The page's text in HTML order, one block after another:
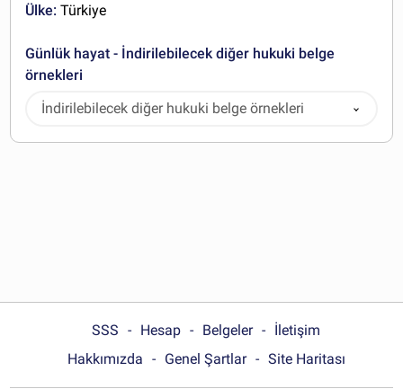
Ülke: Türkiye
Günlük hayat - İndirilebilecek diğer hukuki belge
örnekleri
İndirilebilecek diğer hukuki belge örnekleri
SSS Hesap Belgeler
İletişim
Hakkımızda
Genel Şartlar Site Haritası